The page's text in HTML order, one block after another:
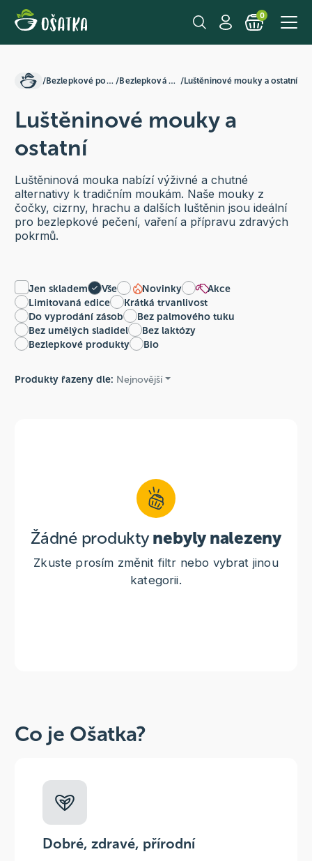
0
/ Bezlepkové potraviny / Bezlepková mouka /Luštěninové mouky a ostatní
Luštěninové mouky a
ostatní
Luštěninová mouka nabízí výživné a chutné
alternativy k tradičním moukám. Naše mouky z
čočky, cizrny, hrachu a dalších luštěnin jsou ideální
pro bezlepkové pečení, vaření a přípravu zdravých
pokrmů.
Jen skladem Vše Novinky
Akce
Limitovaná edice
Krátká trvanlivost
Do vyprodání zásob
Bez palmového tuku
Bez umělých sladidel
Bez laktózy
Bezlepkové produkty
Bio
Produkty řazeny dle: Nejnovější
Žádné produktynebyly nalezeny
Zkuste prosím změnit filtr nebo vybrat jinou
kategorii.
Co je Ošatka?
Dobré, zdravé, přírodní